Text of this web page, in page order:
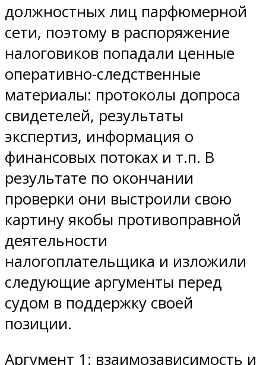
должностных лиц парфюмерной
сети, поэтому в распоряжение
налоговиков попадали ценные
оперативно-следственные
материалы: протоколы допроса
свидетелей, результаты
экспертиз, информация о
финансовых потоках и т.п. В
результате по окончании
проверки они выстроили свою
картину якобы противоправной
деятельности
налогоплательщика и изложили
следующие аргументы перед
судом в поддержку своей
позиции.
Аргумент 1: взаимозависимость и